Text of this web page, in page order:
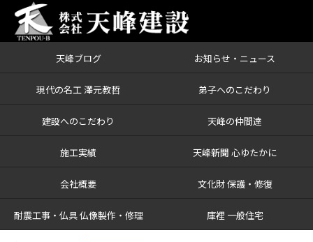
天峰ブログ お知らせ・ニュース
現代の名工 澤元教哲 弟子へのこだわり
建設へのこだわり 天峰の仲間達
施工実績 天峰新聞 心ゆたかに
会社概要 文化財 保護・修復
耐震工事・仏具 仏像製作・修理 庫裡 一般住宅
ブログ 赤外線カメラと工事報告書